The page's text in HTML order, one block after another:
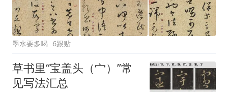
墨水要多喝 6跟贴
草书里“宝盖头（宀）”常
见写法汇总